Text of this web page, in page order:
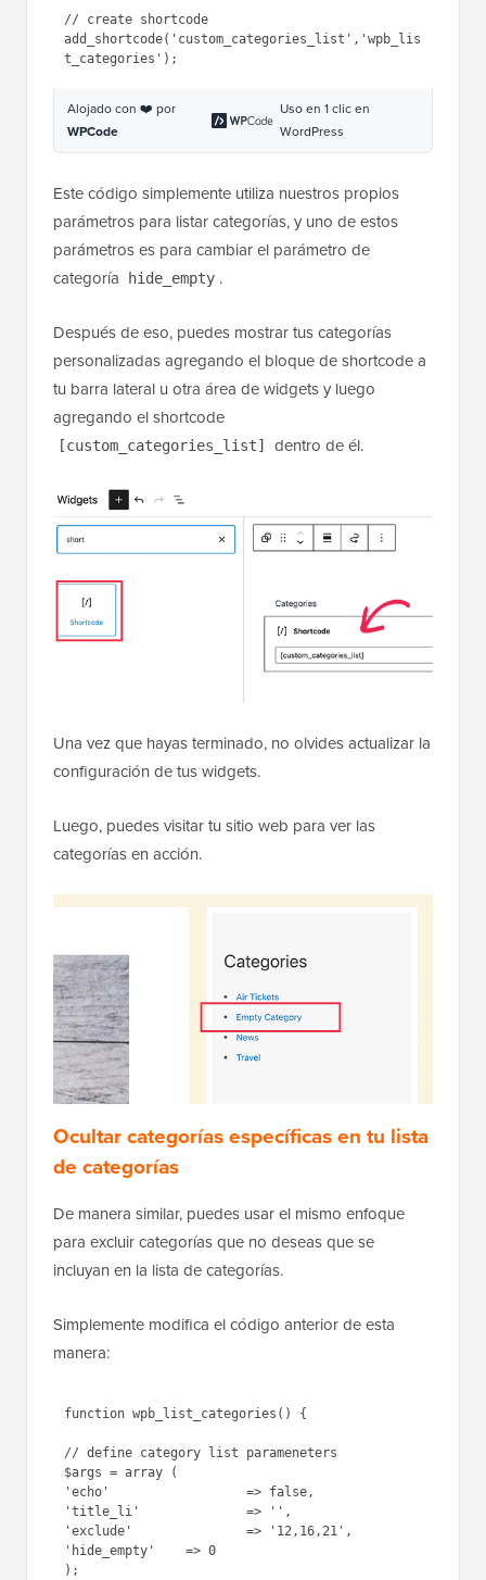
// create shortcode
add_shortcode('custom_categories_list','wpb_lis
Alojado con ❤️ por
WPCode
Uso en 1 clic en
WordPress
Este código simplemente utiliza nuestros propios
parámetros para listar categorías, y uno de estos
parámetros es para cambiar el parámetro de
categoría
hide_empty .
Después de eso, puedes mostrar tus categorías
personalizadas agregando el bloque de shortcode a
tu barra lateral u otra área de widgets y luego
agregando el shortcode
[custom_categories_list] dentro de él.
Una vez que hayas terminado, no olvides actualizar la
configuración de tus widgets.
Luego, puedes visitar tu sitio web para ver las
categorías en acción.
Ocultar categorías específicas en tu lista
de categorías
De manera similar, puedes usar el mismo enfoque
para excluir categorías que no deseas que se
incluyan en la lista de categorías.
Simplemente modifica el código anterior de esta
manera:
function wpb_list_categories() {
// define category list parameneters
$args = array (
'echo'			=> false,
'title_li'		=> '',
'exclude'               => '12,16,21',
'hide_empty'	=> 0
);